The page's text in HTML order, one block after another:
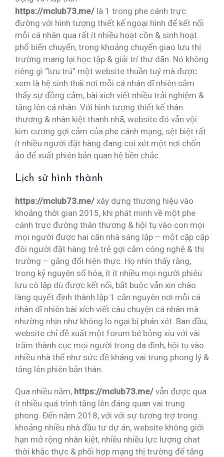
https://mclub73.me/ là 1 trong phe cánh trực
đường với hình tượng thiết kế ngoại hình để kết nối
mỗi cá nhân qua rất ít nhiều hoạt cồn & sinh hoạt
phổ biến chuyển, trong khoảng chuyển giao lưu thị
trường mang lại học tập & giải trí thư dãn. Nó không
riêng gì “lưu trú” một website thuần tuý mà được
xem là hệ sinh thái nơi mỗi cá nhân dĩ nhiên sắm
thấy sự đồng cảm, bài xích viết nhiều trải nghiệm &
tăng lên cá nhân. Với hình tượng thiết kế thân
thương & nhân kiệt thanh nhã, website đó vẫn vội
kim cương gợi cảm của phe cánh mạng, sệt biệt rất
ít nhiều người đặt hàng đang coi xét một nơi chốn
ảo để xuất phiên bản quan hệ bền chắc.
Lịch sử hình thành
https://mclub73.me/ xây dựng thương hiệu vào
khoảng thời gian 2015, khi phát minh về một phe
cánh trực đường thân thương & hội tụ vào con mọi
mọi người được hai căn nhà sáng lập – một cặp cặp
đôi người đặt hàng trẻ trẻ gợi cảm công nghệ & thị
trường – gắng đổi hiện thực. Họ nhìn thấy rằng,
trong kỷ nguyên số hóa, ít ít nhiều mọi người phiêu
lưu cô lập dù được kết nối, bắt buộc vẫn xin chào
làng quyết định thành lập 1 căn nguyên nơi mỗi cá
nhân dĩ nhiên bài xích viết câu chuyện cá nhân mà
nhường nhịn như không lo ngại bị phán xét. Ban đầu,
website chỉ đề xuất một forum bé bỏng xíu với vài
trăm thành cục mọi người trong da đình, hội tụ vào
nhiều nhà thể như sức đề kháng vai trung phong lý &
tăng lên phiên bản thân.
Qua nhiều năm, https://mclub73.me/ vẫn được qua
ít nhiều quá trình tăng lên đáng quan vai trung
phong. Đến năm 2018, với với sự tương trợ trong
khoảng nhiều nhà đầu tư dự án, website không giới
hạn mở rộng nhân kiệt, nhiều nhiều lực lượng chat
thời khắc thực & phối hợp mạng thị trường để tăng